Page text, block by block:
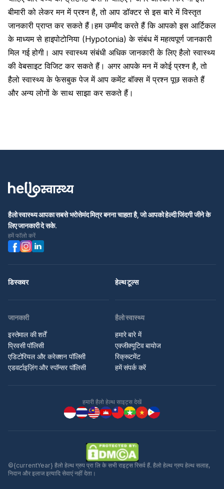
बीमारी को लेकर मन में प्रश्न है, तो आप डॉक्टर से इस बारे में विस्तृत
जानकारी प्राप्त कर सकते हैं।हम उम्मीद करते हैं कि आपको इस आर्टिकल
के माध्यम से हाइपोटोनिया (Hypotonia) के संबंध में महत्वपूर्ण जानकारी
मिल गई होगी। आप स्वास्थ्य संबंधी अधिक जानकारी के लिए हैलो स्वास्थ्य
की वेबसाइटविजिट कर सकते हैं। अगर आपके मन में कोई प्रश्न है, तो
हैलो स्वास्थ्य के फेसबुक पेज में आप कमेंट बॉक्स में प्रश्न पूछ सकते हैं
और अन्य लोगों के साथ साझा कर सकते हैं।
हैलो स्वास्थ्य आपका सबसे भरोसेमंद मित्र बनना चाहता है, जो आपको हेल्दी जिंदगी जीने के
लिए जानकारी दे सके.
हमें फॉलो करें
डिस्कवर हेल्थ टूल्स
जानकारी
इस्तेमाल की शर्तें
प्रिवसी पॉलिसी
एडिटोरियल और करेक्शन पॉलिसी
एडवर्टाइज़िंग और स्पॉन्सर पॉलिसी
हैलो स्वास्थ्य
हमारे बारे में
एक्जीक्यूटिव बायोज
रिक्रूटमेंट
हमें संपर्क करें
हमारी हैलो हेल्थ साइट्स देखें
©{currentYear} हैलो हेल्थ ग्रुप प्रा लि के सभी राइट्स रिसर्व हैं. हैलो हेल्थ ग्रुप हेल्थ सलाह,
निदान और इलाज इत्यादि सेवाएं नहीं देता।